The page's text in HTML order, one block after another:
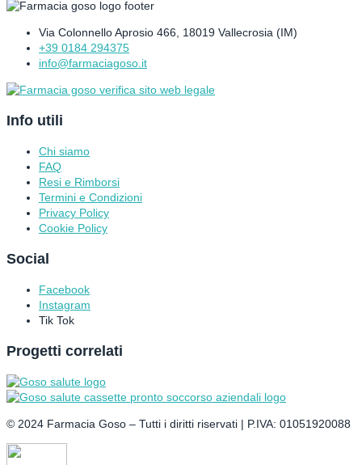
Via Colonnello Aprosio 466, 18019 Vallecrosia (IM)
+39 0184 294375
info@farmaciagoso.it
Info utili
Chi siamo
FAQ
Resi e Rimborsi
Termini e Condizioni
Privacy Policy
Cookie Policy
Social
Facebook
Instagram
Tik Tok
Progetti correlati
© 2024 Farmacia Goso – Tutti i diritti riservati | P.IVA: 01051920088